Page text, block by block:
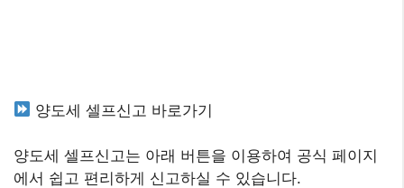
양도세 셀프신고 바로가기
양도세 셀프신고는 아래 버튼을 이용하여 공식 페이지
에서 쉽고 편리하게 신고하실 수 있습니다.